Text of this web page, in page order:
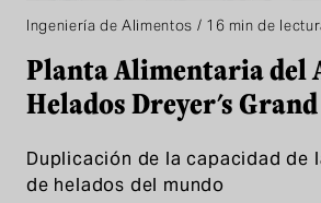
Ingeniería de Alimentos / 16 min de
Planta Alimentaria del
Helados Dreyer's Grand
Duplicación de la capacidad de
de helados del mundo